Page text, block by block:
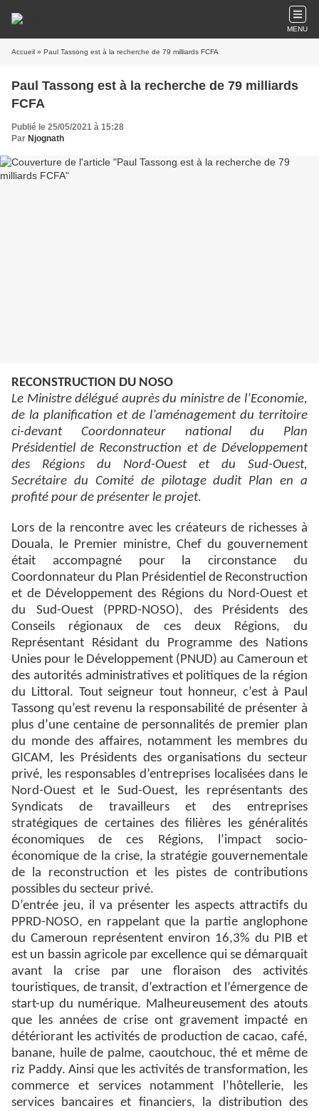
MENU
Accueil » Paul Tassong est à la recherche de 79 milliards FCFA
Paul Tassong est à la recherche de 79 milliards
FCFA
Publié le 25/05/2021 à 15:28
Par Njognath
RECONSTRUCTION DU NOSO
Le Ministre délégué auprès du ministre de l’Economie,
de la planification et de l’aménagement du territoire
ci-devant Coordonnateur national du Plan
Présidentiel de Reconstruction et de Développement
des Régions du Nord-Ouest et du Sud-Ouest,
Secrétaire du Comité de pilotage dudit Plan en a
profité pour de présenter le projet.
Lors de la rencontre avec les créateurs de richesses à
Douala, le Premier ministre, Chef du gouvernement
était accompagné pour la circonstance du
Coordonnateur du Plan Présidentiel de Reconstruction
et de Développement des Régions du Nord-Ouest et
du Sud-Ouest (PPRD-NOSO), des Présidents des
Conseils régionaux de ces deux Régions, du
Représentant Résidant du Programme des Nations
Unies pour le Développement (PNUD) au Cameroun et
des autorités administratives et politiques de la région
du Littoral. Tout seigneur tout honneur, c’est à Paul
Tassong qu’est revenu la responsabilité de présenter à
plus d’une centaine de personnalités de premier plan
du monde des affaires, notamment les membres du
GICAM, les Présidents des organisations du secteur
privé, les responsables d’entreprises localisées dans le
Nord-Ouest et le Sud-Ouest, les représentants des
Syndicats de travailleurs et des entreprises
stratégiques de certaines des filières les généralités
économiques de ces Régions, l’impact socio-
économique de la crise, la stratégie gouvernementale
de la reconstruction et les pistes de contributions
possibles du secteur privé.
D’entrée jeu, il va présenter les aspects attractifs du
PPRD-NOSO, en rappelant que la partie anglophone
du Cameroun représentent environ 16,3% du PIB et
est un bassin agricole par excellence qui se démarquait
avant la crise par une floraison des activités
touristiques, de transit, d’extraction et l’émergence de
start-up du numérique. Malheureusement des atouts
que les années de crise ont gravement impacté en
détériorant les activités de production de cacao, café,
banane, huile de palme, caoutchouc, thé et même de
riz Paddy. Ainsi que les activités de transformation, les
commerce et services notamment l’hôtellerie, les
services bancaires et financiers, la distribution des